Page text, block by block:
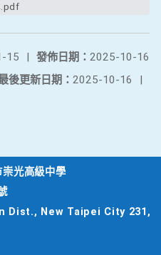
發佈日期： 2025-10-16
15
|
後更新日期： 2025-10-16 |
光高級中學
Dist., New Taipei City 231,